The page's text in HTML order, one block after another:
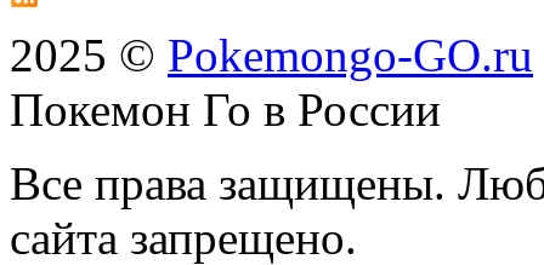
2025 © Pokemongo-GO.ru
Покемон Го в России
Все права защищены.
сайта запрещено.